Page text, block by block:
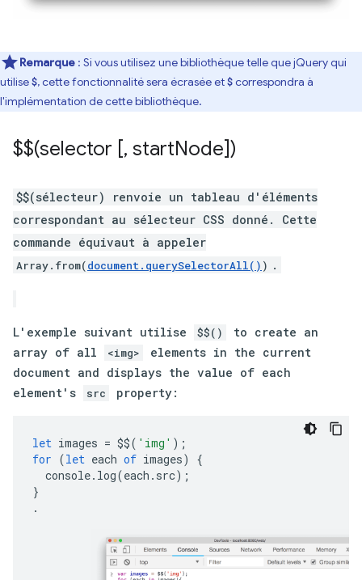
Remarque : Si vous utilisez une bibliothèque telle que jQuery qui
utilise$, cette fonctionnalité sera écrasée et$correspondra à
l'implémentation de cette bibliothèque.
$$(selector [, startNode])
$$(sélecteur) renvoie un tableau d'éléments
correspondant au sélecteur CSS donné. Cette
commande équivaut à appeler
Array.from(document.querySelectorAll() ) .
L'exemple suivant utilise $$()
to create an
array of all
<img>
elements in the current
document and displays the value of each
element's
src property:
let images = $$( 'img' );
for (let each of images)
{
console. log(each . src);
}